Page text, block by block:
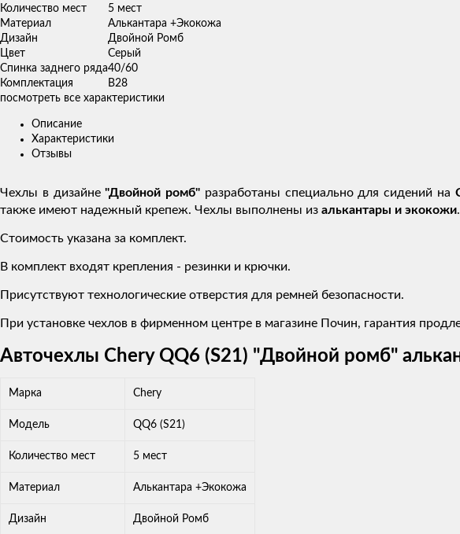
Количество мест
5 мест
Материал
Алькантара +Экокожа
Дизайн
Двойной Ромб
Цвет
Серый
Спинка заднего ряда40/60
Комплектация
В28
посмотреть все характеристики
Описание
Характеристики
Отзывы
Чехлы в дизайне"Двойной ромб" разработаны специально для сидений на
также имеют надежный крепеж. Чехлы выполнены из алькантары и экокожи.
Стоимость указана за комплект.
В комплект входят крепления - резинки и крючки.
Присутствуют технологические отверстия для ремней безопасности.
При установке чехлов в фирменном центре в магазине Почин, гарантия
Авточехлы Chery QQ6 (S21) "Двойной ромб"
Марка Chery
Модель QQ6 (S21)
Количество мест 5 мест
Материал Алькантара +Экокожа
Дизайн Двойной Ромб